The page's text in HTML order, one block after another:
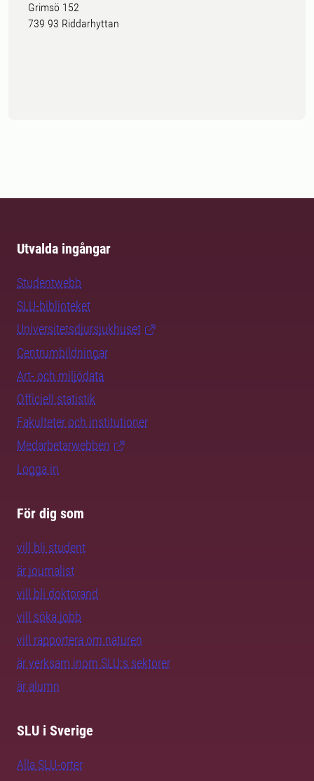
Grimsö 152
739 93 Riddarhyttan
Utvalda ingångar
Studentwebb
SLU-biblioteket
Universitetsdjursjukhuset
Centrumbildningar
Art- och miljödata
Officiell statistik
Fakulteter och institutioner
Medarbetarwebben
Logga in
För dig som
vill bli student
är journalist
vill bli doktorand
vill söka jobb
vill rapportera om naturen
är verksam inom SLU:s sektorer
är alumn
SLU i Sverige
Alla SLU-orter